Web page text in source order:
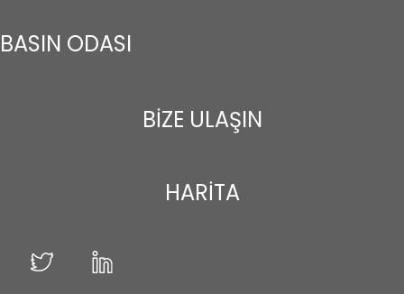
BASIN ODASI
BİZE ULAŞIN
HARİTA